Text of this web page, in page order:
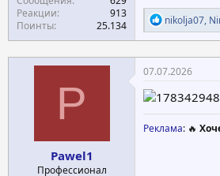
Реакции
913
Поинты
25.134
Р
е
а
к
ц
и
и
nikolja07,
P
Pawel1
Профессионал
07.07.2026
Реклама: 🔥